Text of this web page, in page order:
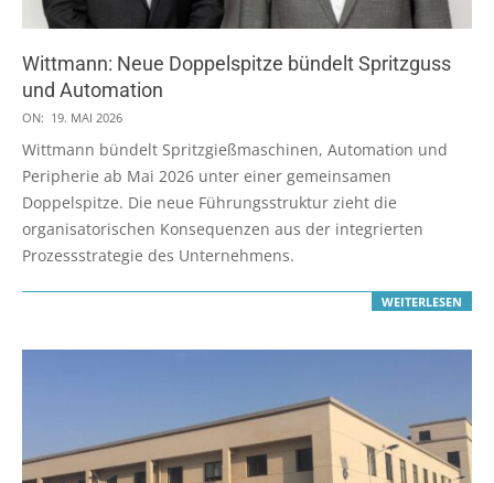
Wittmann: Neue Doppelspitze bündelt Spritzguss
und Automation
2026-
05-
19
ON: 19. MAI 2026
Wittmann bündelt Spritzgießmaschinen, Automation und
Peripherie ab Mai 2026 unter einer gemeinsamen
Doppelspitze. Die neue Führungsstruktur zieht die
organisatorischen Konsequenzen aus der integrierten
Prozessstrategie des Unternehmens.
WEITERLESEN